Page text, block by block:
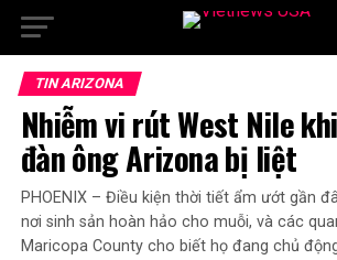
TIN ARIZONA
Nhiễm vi rút West Nile
đàn ông Arizona bị liệt
PHOENIX – Điều kiện thời tiết ẩm ướt gần
nơi sinh sản hoàn hảo cho muỗi, và các
Maricopa County cho biết họ đang chủ